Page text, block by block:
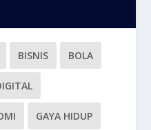
BISNIS BOLA
GAYA HIDUP